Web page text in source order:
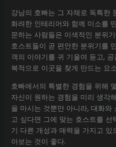
강남의 호빠는 그 자체로 독특한
화려한 인테리어와 함께 미소를
문하는 사람들은 이색적인 분위
호스트들이 곧 편안한 분위기를
객의 이야기를 귀 기울여 듣고,
복적으로 이곳을 찾게 만드는 요
호빠에서의 특별한 경험을 위해
자신이 원하는 경험을 미리 생각
을 마시는 것뿐만 아니라, 대화와
고 싶다면 그에 맞는 호스트를
기 다른 개성과 매력을 가지고
아보는 것이 좋다.